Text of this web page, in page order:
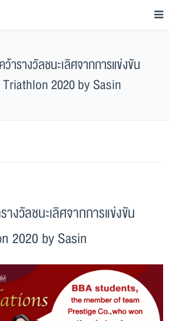
ารางวัลชนะเลิศจากการแข่งขัน
2020 by Sasin
งวัลชนะเลิศจากการแข่งขัน
2020 by Sasin